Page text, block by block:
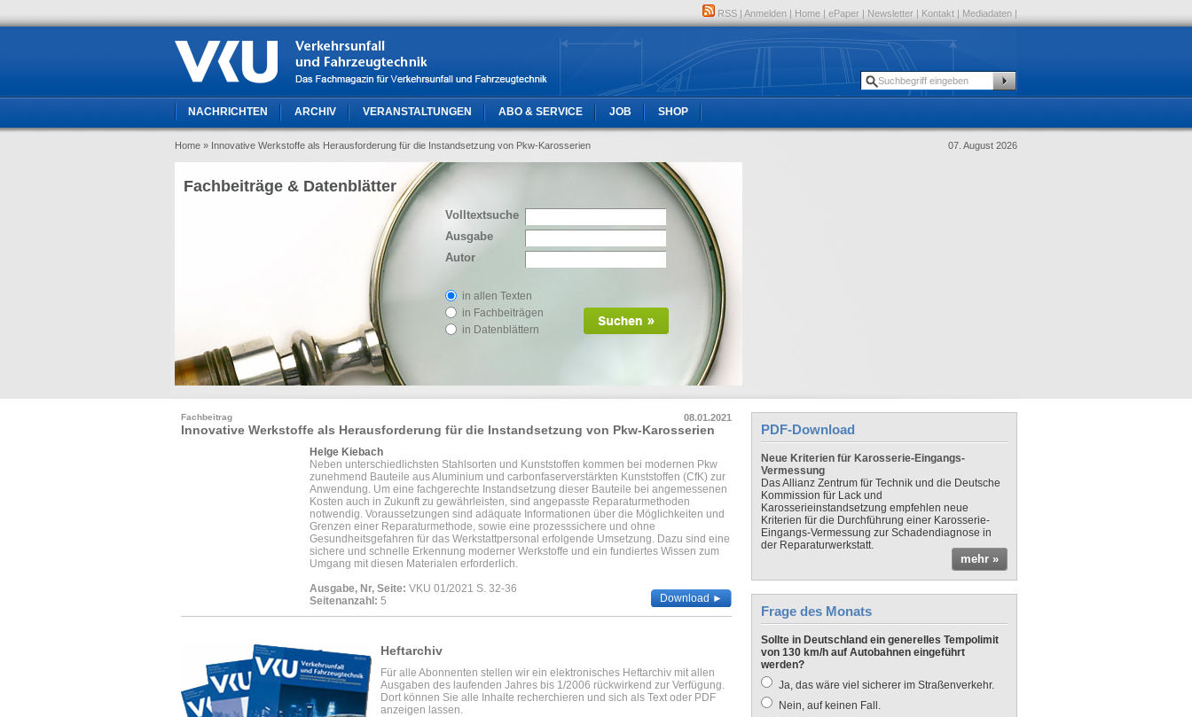
RSS | Anmelden | Home | ePaper | Newsletter | Kontakt | Mediadaten |
NACHRICHTEN ARCHIV VERANSTALTUNGEN ABO & SERVICE JOB SHOP
Home » Innovative Werkstoffe als Herausforderung für die Instandsetzung von Pkw-Karosserien 07. August 2026
Volltextsuche
Ausgabe
Autor
in allen Texten
in Fachbeiträgen
in Datenblättern
Fachbeiträge & Datenblätter
08.01.2021
Fachbeitrag
Innovative Werkstoffe als Herausforderung für die Instandsetzung von Pkw-Karosserien
Helge Kiebach
Neben unterschiedlichsten Stahlsorten und Kunststoffen kommen bei modernen Pkw
zunehmend Bauteile aus Aluminium und carbonfaserverstärkten Kunststoffen (CfK) zur
Anwendung. Um eine fachgerechte Instandsetzung dieser Bauteile bei angemessenen
Kosten auch in Zukunft zu gewährleisten, sind angepasste Reparaturmethoden
notwendig. Voraussetzungen sind adäquate Informationen über die Möglichkeiten und
Grenzen einer Reparaturmethode, sowie eine prozesssichere und ohne
Gesundheitsgefahren für das Werkstattpersonal erfolgende Umsetzung. Dazu sind eine
sichere und schnelle Erkennung moderner Werkstoffe und ein fundiertes Wissen zum
Umgang mit diesen Materialen erforderlich.
Ausgabe, Nr, Seite: VKU 01/2021 S. 32-36
Seitenanzahl: 5 Download ►
Heftarchiv
Für alle Abonnenten stellen wir ein elektronisches Heftarchiv mit allen
Ausgaben des laufenden Jahres bis 1/2006 rückwirkend zur Verfügung.
Dort können Sie alle Inhalte recherchieren und sich als Text oder PDF
anzeigen lassen.
PDF-Download
Neue Kriterien für Karosserie-Eingangs-
Vermessung
Das Allianz Zentrum für Technik und die Deutsche
Kommission für Lack und
Karosserieinstandsetzung empfehlen neue
Kriterien für die Durchführung einer Karosserie-
Eingangs-Vermessung zur Schadendiagnose in
der Reparaturwerkstatt.
mehr »
Frage des Monats
Sollte in Deutschland ein generelles Tempolimit
von 130 km/h auf Autobahnen eingeführt
werden?
Ja, das wäre viel sicherer im Straßenverkehr.
Nein, auf keinen Fall.